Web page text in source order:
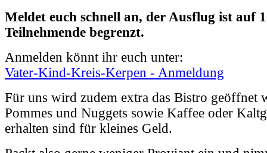
Meldet euch schnell an, der Ausflug ist auf
Teilnehmende begrenzt.
Anmelden könnt ihr euch unter:
Vater-Kind-Kreis-Kerpen - Anmeldung
Für uns wird zudem extra das Bistro geöffnet
Pommes und Nuggets sowie Kaffee oder
erhalten sind für kleines Geld.